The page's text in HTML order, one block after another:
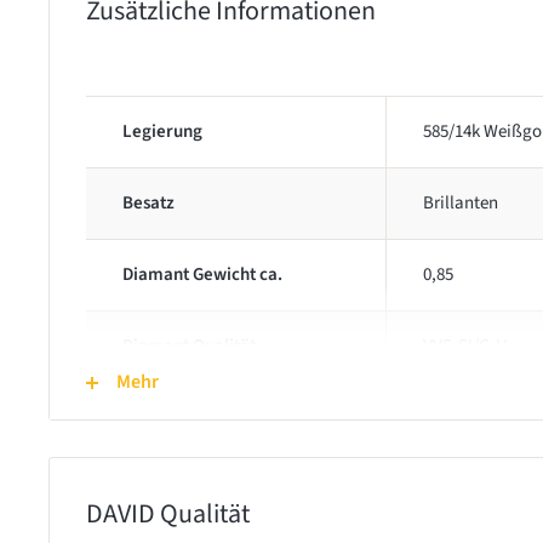
Zusätzliche Informationen
Legierung 585/14k
Besatz Brillanten
Diamant Gewicht ca. 0,85
Gewicht 4,8 g
Mehr
DAVID Qualität